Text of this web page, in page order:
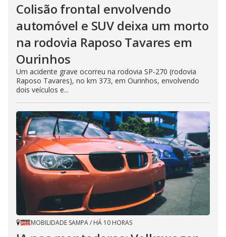
Colisão frontal envolvendo
automóvel e SUV deixa um morto
na rodovia Raposo Tavares em
Ourinhos
Um acidente grave ocorreu na rodovia SP-270 (rodovia
Raposo Tavares), no km 373, em Ourinhos, envolvendo
dois veículos e...
MOBILIDADE SAMPA/ HÁ 10 HORAS